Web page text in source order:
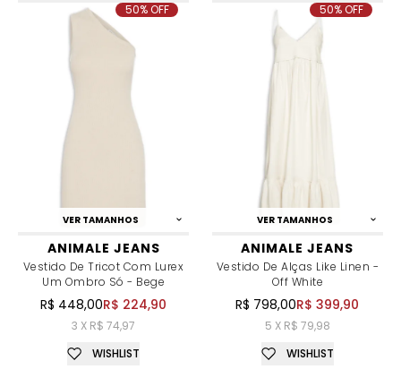
VER TAMANHOS
ANIMALE JEANS
Vestido De Tricot Com Lurex
Um Ombro Só - Bege
R$ 448,00R$ 224,90
3 X R$ 74,97
50% OFF
WISHLIST
VER TAMANHOS
ANIMALE JEANS
Vestido De Alças Like Linen -
Off White
R$ 798,00R$ 399,90
5 X R$ 79,98
50% OFF
WISHLIST